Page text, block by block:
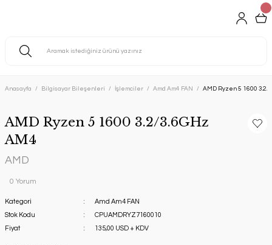
Anasayfa Bilgisayar Bileşenleri İşlemciler Amd Am4 FAN AMD Ryzen 5 1600 3.2/
AMD Ryzen 5 1600 3.2/3.6GHz
AM4
AMD
0 Yorum
Kategori
Amd Am4 FAN
Stok Kodu
CPUAMDRYZ7160010
Fiyat
135,00 USD + KDV